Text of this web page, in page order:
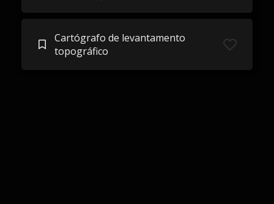
Cartógrafo de levantamento
topográfico